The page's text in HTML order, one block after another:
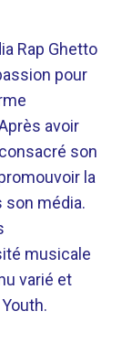
Rap Ghetto
pour
avoir
son
la
son média.
musicale
varié et